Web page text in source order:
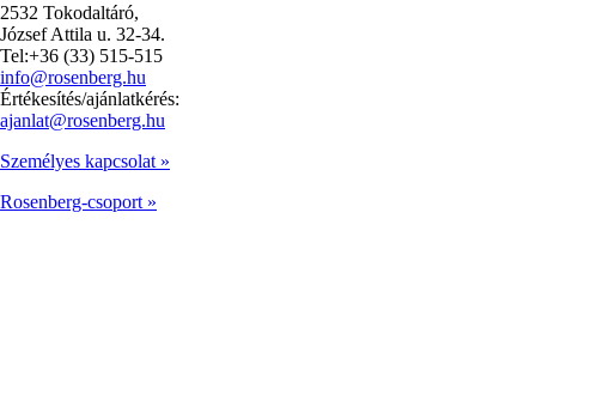
2532 Tokodaltáró,
József Attila u. 32-34.
Tel:+36 (33) 515-515
info@rosenberg.hu
Értékesítés/ajánlatkérés:
ajanlat@rosenberg.hu
Személyes kapcsolat »
Rosenberg-csoport »